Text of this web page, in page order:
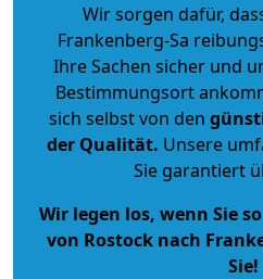
Wir sorgen dafür,
Frankenberg-Sa
Ihre Sachen sicher und
Bestimmungsort
sich selbst von den
der Qualität. Unsere
Sie garantiert
Wir legen los, wenn Sie
von Rostock nach
Sie!